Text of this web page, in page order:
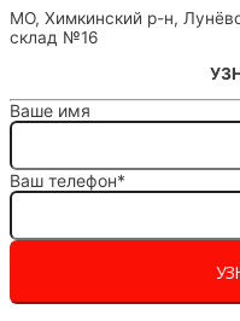
МО, Химкинский р-н,
склад №16
Ваше имя
Ваш телефон*